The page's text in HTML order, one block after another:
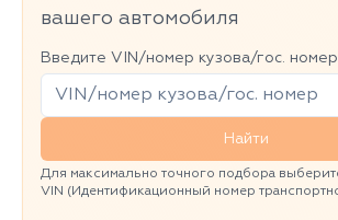
вашего автомобиля
Введите VIN/номер кузова/гос. номер
Найти
Для максимально точного подбора
VIN (Идентификационный номер